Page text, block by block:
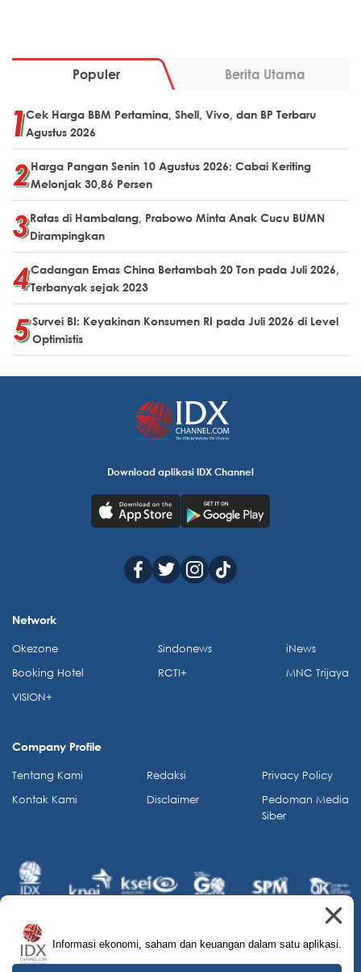
Populer Berita Utama
Cek Harga BBM Pertamina, Shell, Vivo, dan BP Terbaru
Agustus 2026
Harga Pangan Senin 10 Agustus 2026: Cabai Keriting
Melonjak 30,86 Persen
Ratas di Hambalang, Prabowo Minta Anak Cucu BUMN
Dirampingkan
Cadangan Emas China Bertambah 20 Ton pada Juli 2026,
Terbanyak sejak 2023
Survei BI: Keyakinan Konsumen RI pada Juli 2026 di Level
Optimistis
Informasi ekonomi, saham dan keuangan dalam satu aplikasi.
Download aplikasi IDX Channel
Network
Okezone
Booking Hotel
VISION+
Sindonews
RCTI+
iNews
MNC Trijaya
Company Profile
Tentang Kami
Kontak Kami
Redaksi
Disclaimer
Privacy Policy
Pedoman Media
Siber
© 2026 IDX Channel. All Rights Reserved.